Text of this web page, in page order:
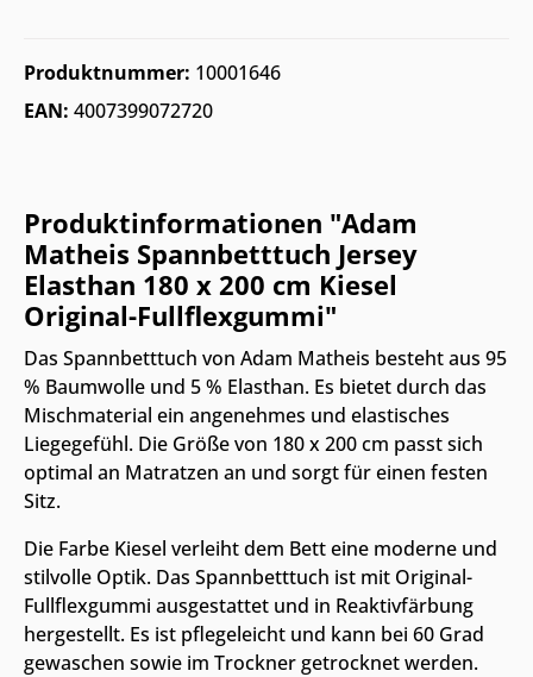
Produktnummer: 10001646
EAN: 4007399072720
Produktinformationen "Adam
Matheis Spannbetttuch Jersey
Elasthan 180 x 200 cm Kiesel
Original-Fullflexgummi"
Das Spannbetttuch von Adam Matheis besteht aus 95
% Baumwolle und 5 % Elasthan. Es bietet durch das
Mischmaterial ein angenehmes und elastisches
Liegegefühl. Die Größe von 180 x 200 cm passt sich
optimal an Matratzen an und sorgt für einen festen
Sitz.
Die Farbe Kiesel verleiht dem Bett eine moderne und
stilvolle Optik. Das Spannbetttuch ist mit Original-
Fullflexgummi ausgestattet und in Reaktivfärbung
hergestellt. Es ist pflegeleicht und kann bei 60 Grad
gewaschen sowie im Trockner getrocknet werden.